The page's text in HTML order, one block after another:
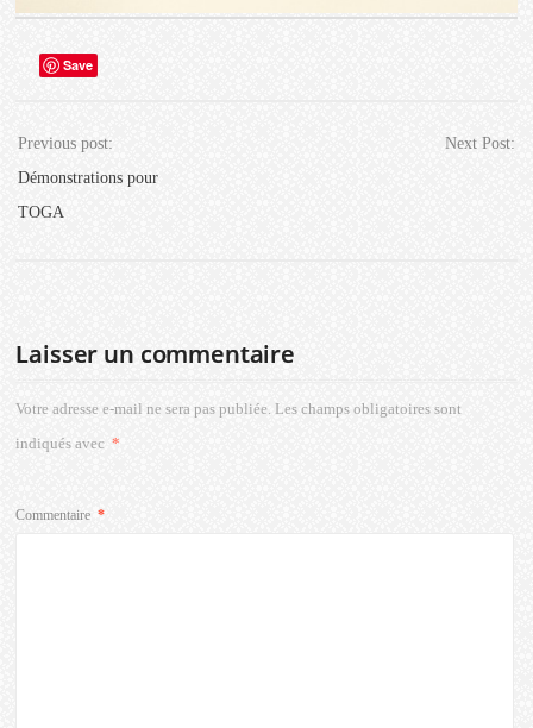
Save
Previous post:
Démonstrations pour
TOGA
Next Post:
Laisser un commentaire
Votre adresse e-mail ne sera pas publiée. Les champs obligatoires sont
indiqués avec *
Commentaire *